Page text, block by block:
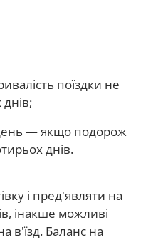
поїздки не
— якщо подорож
днів.
і пред'являти на
інакше можливі
в'їзд. Баланс на